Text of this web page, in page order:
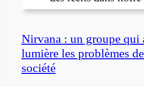
Nirvana : un groupe qui
lumière les problèmes
société